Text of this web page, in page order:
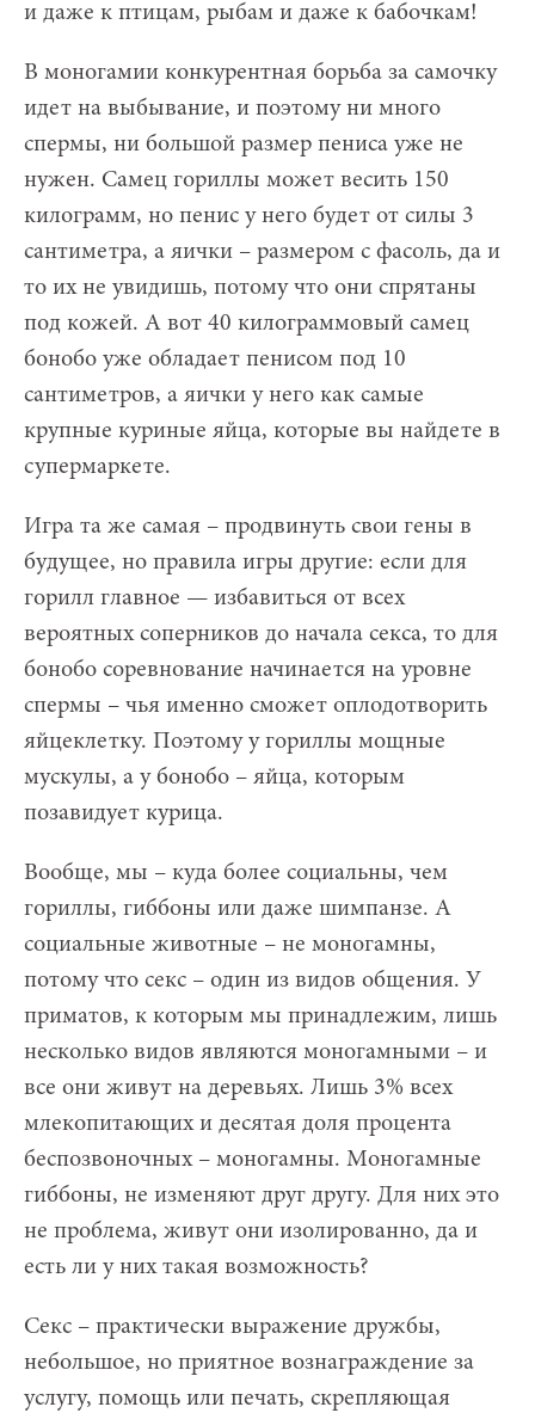
и даже к птицам, рыбам и даже к бабочкам!
В моногамии конкурентная борьба за самочку
идет на выбывание, и поэтому ни много
спермы, ни большой размер пениса уже не
нужен. Самец гориллы может весить 150
килограмм, но пенис у него будет от силы 3
сантиметра, а яички – размером с фасоль, да и
то их не увидишь, потому что они спрятаны
под кожей. А вот 40 килограммовый самец
бонобо уже обладает пенисом под 10
сантиметров, а яички у него как самые
крупные куриные яйца, которые вы найдете в
супермаркете.
Игра та же самая – продвинуть свои гены в
будущее, но правила игры другие: если для
горилл главное — избавиться от всех
вероятных соперников до начала секса, то для
бонобо соревнование начинается на уровне
спермы – чья именно сможет оплодотворить
яйцеклетку. Поэтому у гориллы мощные
мускулы, а у бонобо – яйца, которым
позавидует курица.
Вообще, мы – куда более социальны, чем
гориллы, гиббоны или даже шимпанзе. А
социальные животные – не моногамны,
потому что секс – один из видов общения. У
приматов, к которым мы принадлежим, лишь
несколько видов являются моногамными – и
все они живут на деревьях. Лишь 3% всех
млекопитающих и десятая доля процента
беспозвоночных – моногамны. Моногамные
гиббоны, не изменяют друг другу. Для них это
не проблема, живут они изолированно, да и
есть ли у них такая возможность?
Секс – практически выражение дружбы,
небольшое, но приятное вознаграждение за
услугу, помощь или печать, скрепляющая